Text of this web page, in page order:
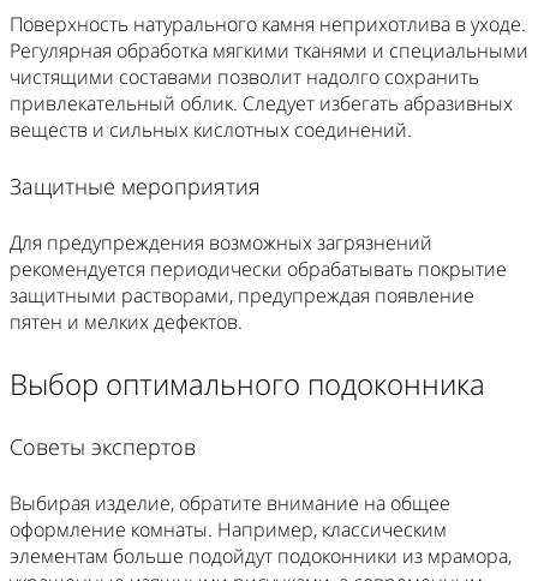
Поверхность натурального камня неприхотлива в уходе.
Регулярная обработка мягкими тканями и специальными
чистящими составами позволит надолго сохранить
привлекательный облик. Следует избегать абразивных
веществ и сильных кислотных соединений.
Защитные мероприятия
Для предупреждения возможных загрязнений
рекомендуется периодически обрабатывать покрытие
защитными растворами, предупреждая появление
пятен и мелких дефектов.
Выбор оптимального подоконника
Советы экспертов
Выбирая изделие, обратите внимание на общее
оформление комнаты. Например, классическим
элементам больше подойдут подоконники из мрамора,